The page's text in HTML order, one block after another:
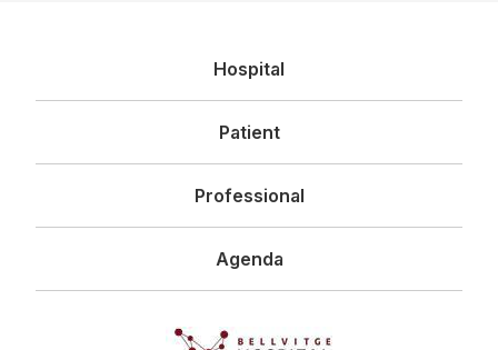
principal
Hospital
Patient
Professional
Agenda